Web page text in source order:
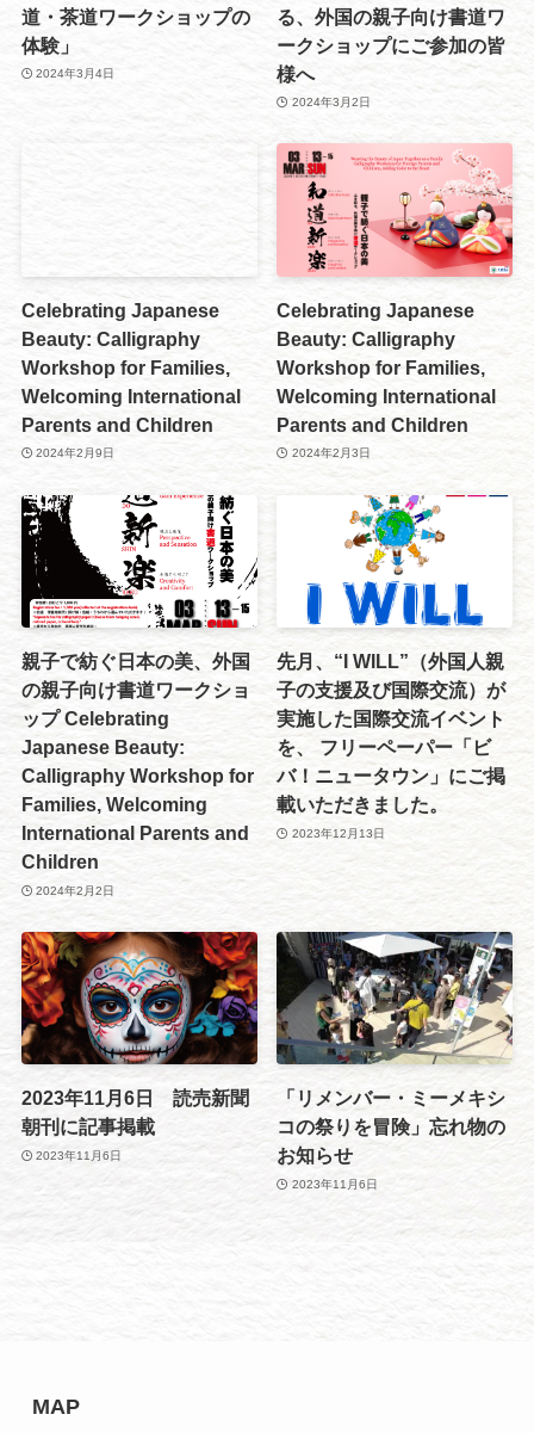
道・茶道ワークショップの
体験」
2024年3月4日
る、外国の親子向け書道ワ
ークショップにご参加の皆
様へ
2024年3月2日
Celebrating Japanese
Beauty: Calligraphy
Workshop for Families,
Welcoming International
Parents and Children
2024年2月9日
Celebrating Japanese
Beauty: Calligraphy
Workshop for Families,
Welcoming International
Parents and Children
2024年2月3日
親子で紡ぐ日本の美、外国
の親子向け書道ワークショ
ップ Celebrating
Japanese Beauty:
Calligraphy Workshop for
Families, Welcoming
International Parents and
Children
2024年2月2日
先月、“I WILL”（外国人親
子の支援及び国際交流）が
実施した国際交流イベント
を、 フリーペーパー「ビ
バ！ニュータウン」にご掲
載いただきました。
2023年12月13日
2023年11月6日 読売新聞
朝刊に記事掲載
2023年11月6日
「リメンバー・ミーメキシ
コの祭りを冒険」忘れ物の
お知らせ
2023年11月6日
MAP